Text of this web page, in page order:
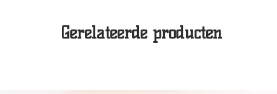
Gerelateerde producten